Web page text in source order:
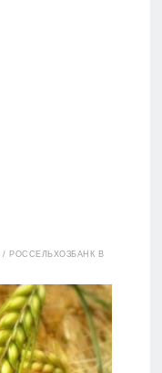
/ РОССЕЛЬХОЗБАНК В